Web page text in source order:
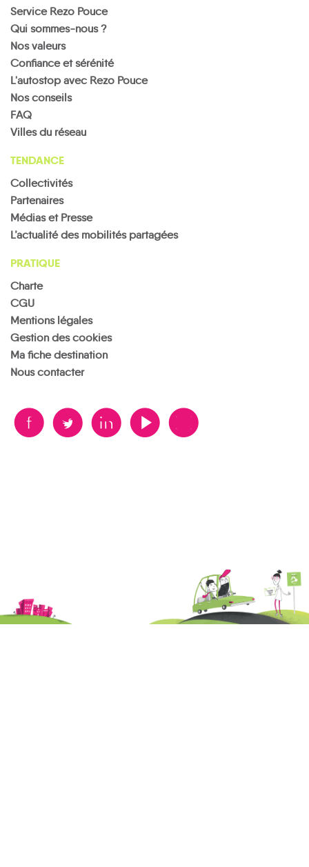
Service Rezo Pouce
Qui sommes-nous ?
Nos valeurs
Confiance et sérénité
L'autostop avec Rezo Pouce
Nos conseils
FAQ
Villes du réseau
TENDANCE
Collectivités
Partenaires
Médias et Presse
L’actualité des mobilités partagées
PRATIQUE
Charte
CGU
Mentions légales
Gestion des cookies
Ma fiche destination
Nous contacter
B A D F V